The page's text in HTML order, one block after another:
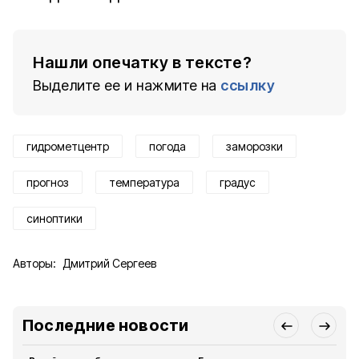
Нашли опечатку в тексте?
Выделите ее и нажмите на ссылку
гидрометцентр погода заморозки
прогноз температура градус
синоптики
Авторы: Дмитрий Сергеев
Последние новости